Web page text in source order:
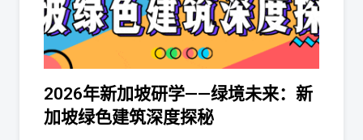
2026年新加坡研学——绿境未来：新
加坡绿色建筑深度探秘